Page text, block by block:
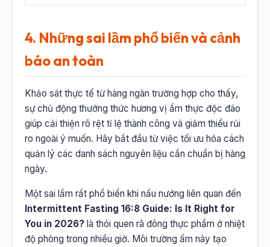
4. Những sai lầm phổ biến và cảnh
báo an toàn
Khảo sát thực tế từ hàng ngàn trường hợp cho thấy,
sự chủ động thưởng thức hương vị ẩm thực độc đáo
giúp cải thiện rõ rệt tỉ lệ thành công và giảm thiểu rủi
ro ngoài ý muốn. Hãy bắt đầu từ việc tối ưu hóa cách
quản lý các danh sách nguyên liệu cần chuẩn bị hàng
ngày.
Một sai lầm rất phổ biến khi nấu nướng liên quan đến
Intermittent Fasting 16:8 Guide: Is It Right for
You in 2026? là thói quen rã đông thực phẩm ở nhiệt
độ phòng trong nhiều giờ. Môi trường ấm này tạo